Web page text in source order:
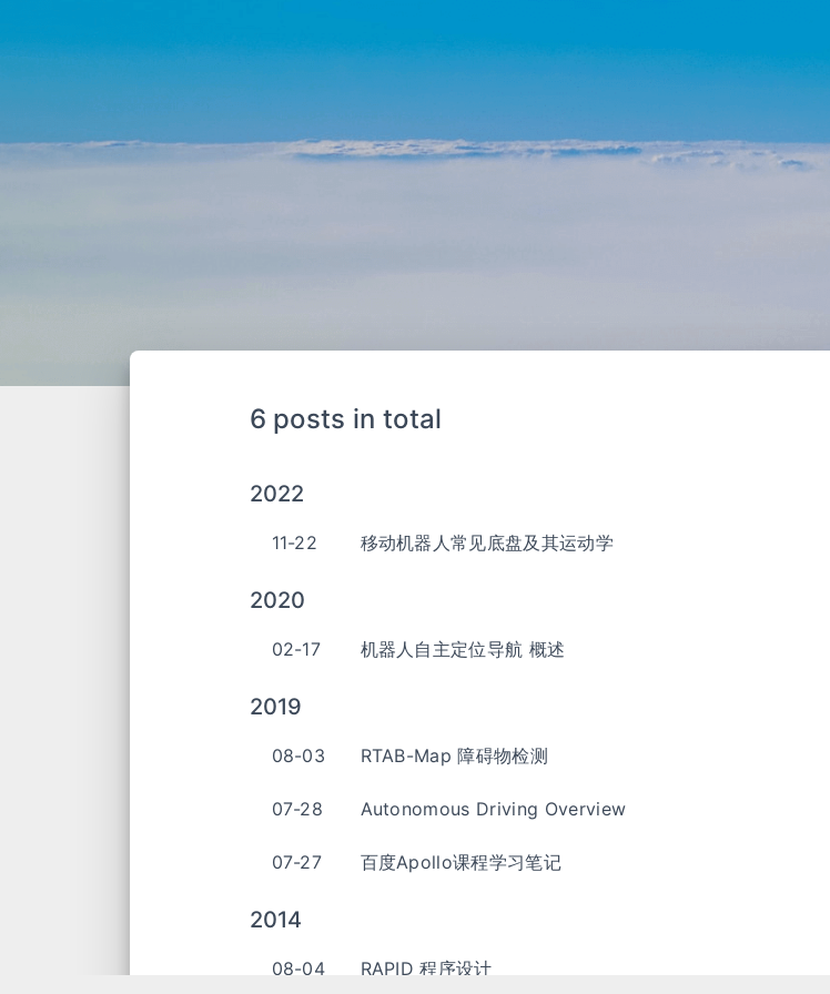
6 posts in total
2022
11-22 移动机器人常见底盘及其运动学
2020
02-17 机器人自主定位导航 概述
2019
08-03 RTAB-Map 障碍物检测
07-28 Autonomous Driving Overview
07-27 百度Apollo课程学习笔记
2014
08-04 RAPID 程序设计